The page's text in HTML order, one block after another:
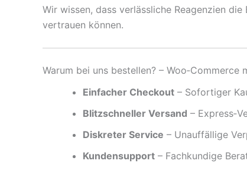
Wir wissen, dass verlässliche Reagenzien
vertrauen können.
Warum bei uns bestellen? – Woo‑Commerce
Einfacher Checkout – Sofortiger
Blitzschneller Versand –
Diskreter Service – Unauffällige
Kundensupport – Fachkundige